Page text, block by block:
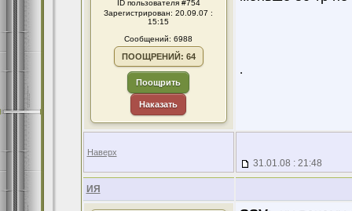
ID пользователя #754
Зарегистрирован: 20.09.07 :
15:15
Сообщений: 6988
ПООЩРЕНИЙ: 64
Поощрить
Наказать
.
Наверх
31.01.08 : 21:48
ИЯ